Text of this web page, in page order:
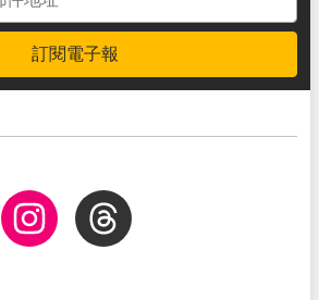
訂閱電子報
InstagramThreads